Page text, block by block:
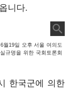
니다.
월19일 오후 서울 여의도
규명을 위한 국회토론회
한국군에 의한